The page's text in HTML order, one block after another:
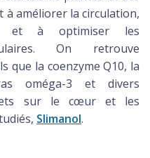
à améliorer la circulation,
et à optimiser les
On retrouve
que la coenzyme Q10, la
oméga-3 et divers
sur le cœur et les
Slimanol.